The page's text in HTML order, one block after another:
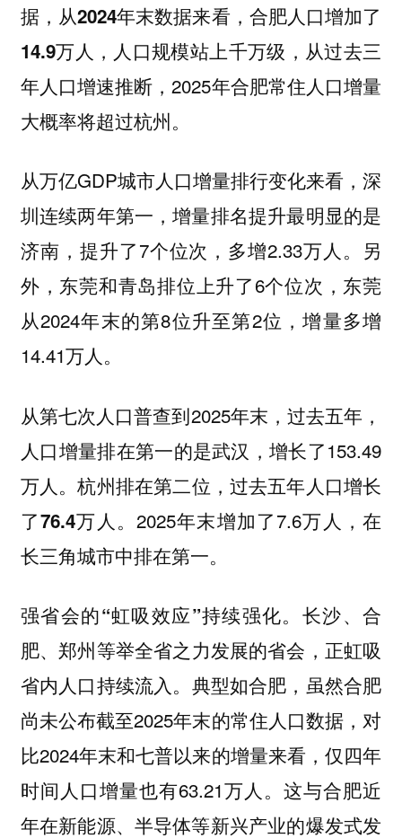
据， 从2024年末数据来看，合肥人口增加了
14.9万人，人口规模站上千万级 ，从过去三
年人口增速推断，2025年合肥常住人口增量
大概率将超过杭州。
从万亿GDP城市人口增量排行变化来看，深
圳连续两年第一，增量排名提升最明显的是
济南，提升了7个位次，多增2.33万人。另
外，东莞和青岛排位上升了6个位次，东莞
从2024年末的第8位升至第2位，增量多增
14.41万人。
从第七次人口普查到2025年末， 过去五年，
人口增量排在第一的是武汉 ，增长了153.49
万人。杭州排在第二位，过去五年人口增长
了76.4万人。 2025年末增加了7.6万人，在
长三角城市中排在第一。
强省会的“虹吸效应”持续强化。 长沙、合
肥、郑州等举全省之力发展的省会，正虹吸
省内人口持续流入。 典型如合肥 ，虽然合肥
尚未公布截至2025年末的常住人口数据，对
比2024年末和七普以来的增量来看，仅四年
时间人口增量也有63.21万人。这与合肥近
年在新能源、半导体等新兴产业的爆发式发